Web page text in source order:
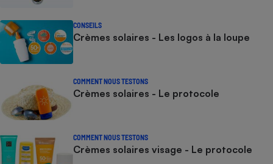
CONSEILS
Crèmes solaires - Les logos à la loupe
COMMENT NOUS TESTONS
Crèmes solaires - Le protocole
COMMENT NOUS TESTONS
Crèmes solaires visage - Le protocole